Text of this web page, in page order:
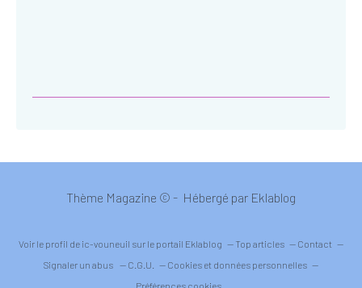
Thème Magazine © - Hébergé par Eklablog
Voir le profil de ic-vouneuil sur le portail Eklablog Top articles
Contact
Signaler un abus
C.G.U.
Cookies et données personnelles
Préférences cookies